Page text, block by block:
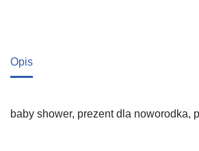
Opis
baby shower, prezent dla noworodka,